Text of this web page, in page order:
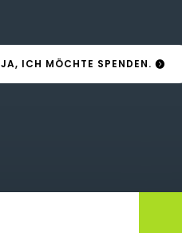
JA, ICH MÖCHTE SPENDEN.